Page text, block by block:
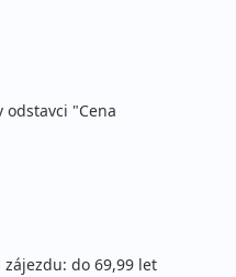
odstavci "Cena
do 69,99 let